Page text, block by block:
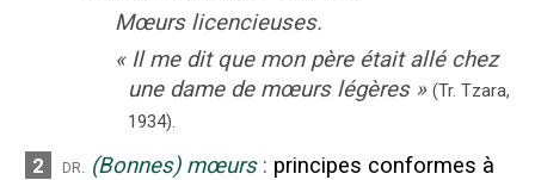
Mœurs licencieuses.
« Il me dit que mon père était allé chez
une dame de mœurs légères » (Tr. Tzara,
1934).
2 dr. (Bonnes) mœurs : principes conformes à